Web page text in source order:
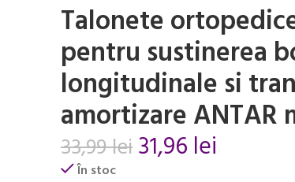
Talonete
pentru sustinerea
longitudinale si
amortizare ANTAR
33,99lei31,96 lei
În stoc